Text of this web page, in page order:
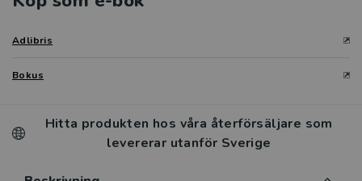
Adlibris
Bokus
Hitta produkten hos våra återförsäljare som
levererar utanför Sverige